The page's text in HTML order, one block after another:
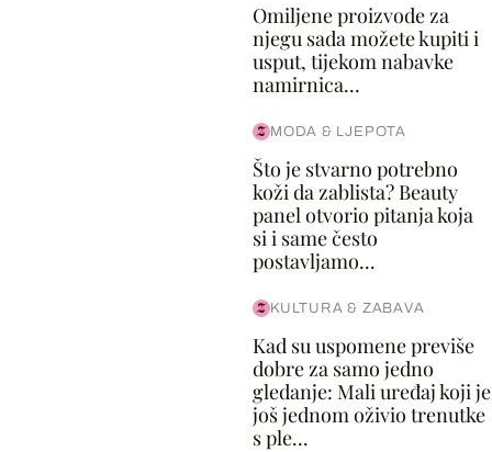
Omiljene proizvode za
njegu sada možete kupiti i
usput, tijekom nabavke
namirnica...
MODA & LJEPOTA
Što je stvarno potrebno
koži da zablista? Beauty
panel otvorio pitanja koja
si i same često
postavljamo...
KULTURA & ZABAVA
Kad su uspomene previše
dobre za samo jedno
gledanje: Mali uređaj koji je
još jednom oživio trenutke
s ple...